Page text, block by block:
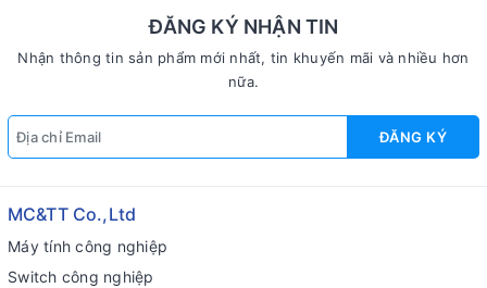
ĐĂNG KÝ NHẬN TIN
Nhận thông tin sản phẩm mới nhất, tin khuyến mãi và nhiều hơn
nữa.
ĐĂNG KÝ
MC&TT Co.,Ltd
Máy tính công nghiệp
Switch công nghiệp